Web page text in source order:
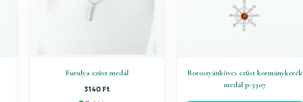
Furulya ezüst medál
3140 Ft
Borostyánköves ezüst kormánykerék
medál p-3307